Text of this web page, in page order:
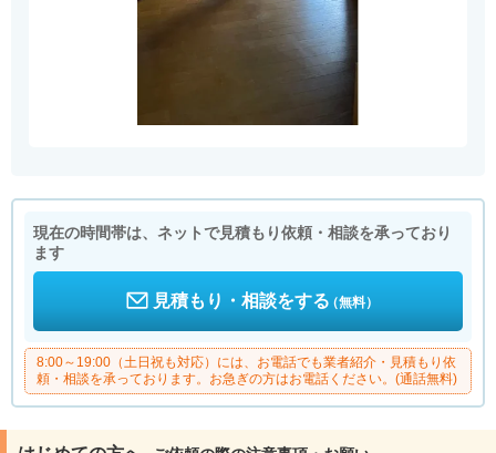
現在の時間帯は、ネットで見積もり依頼・相談を承っており
ます
見積もり・相談をする（無料）
8:00～19:00（土日祝も対応）には、お電話でも業者紹介・見積もり依
頼・相談を承っております。お急ぎの方はお電話ください。(通話無料)